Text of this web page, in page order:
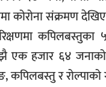
कोरोना संक्रमण
परिक्षणमा
एक हजार ६४
कपिलबस्तु र